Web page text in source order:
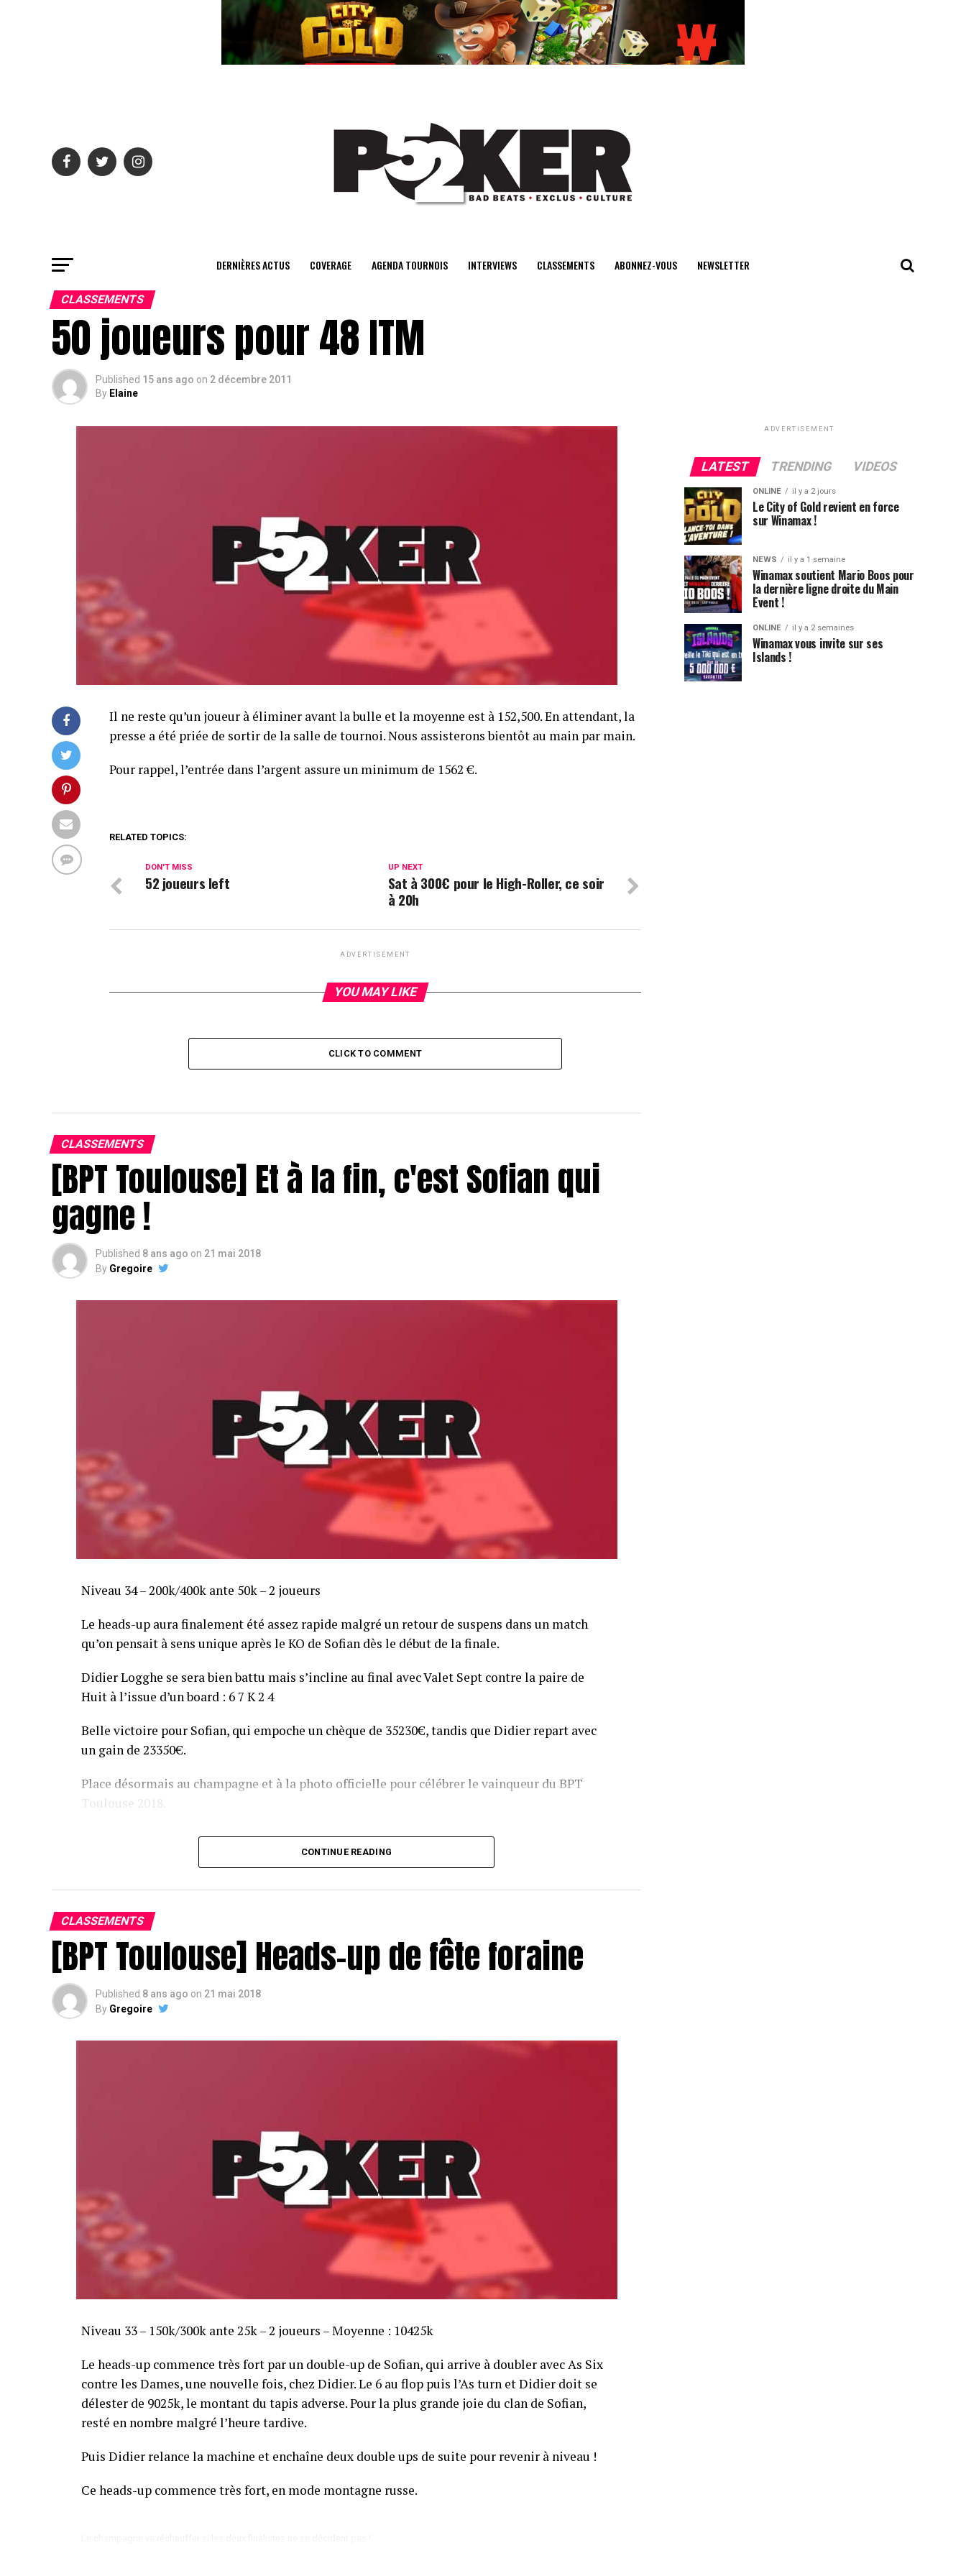
center>
DERNIÈRES ACTUS COVERAGE AGENDA TOURNOIS INTERVIEWS CLASSEMENTS ABONNEZ-VOUS NEWSLETTER
CLASSEMENTS
50 joueurs pour 48 ITM
Published 15 ans ago on 2 décembre 2011
By Elaine
Il ne reste qu’un joueur à éliminer avant la bulle et la moyenne est à 152,500. En attendant, la
presse a été priée de sortir de la salle de tournoi. Nous assisterons bientôt au main par main.
Pour rappel, l’entrée dans l’argent assure un minimum de 1562 €.
RELATED TOPICS:
UP NEXT
Sat à 300€ pour le High-Roller, ce soir
à 20h
DON'T MISS
52 joueurs left
ADVERTISEMENT
YOU MAY LIKE
CLICK TO COMMENT
CLASSEMENTS
[BPT Toulouse] Et à la fin, c'est Sofian qui
gagne !
Published 8 ans ago on 21 mai 2018
By Gregoire
Niveau 34 – 200k/400k ante 50k – 2 joueurs
Le heads-up aura finalement été assez rapide malgré un retour de suspens dans un match
qu’on pensait à sens unique après le KO de Sofian dès le début de la finale.
Didier Logghe se sera bien battu mais s’incline au final avec Valet Sept contre la paire de
Huit à l’issue d’un board : 6 7 K 2 4
Belle victoire pour Sofian, qui empoche un chèque de 35230€, tandis que Didier repart avec
un gain de 23350€.
Place désormais au champagne et à la photo officielle pour célébrer le vainqueur du BPT
Toulouse 2018.
Assis devant une tonne, Sofian remporte le trophée du BPT Toulouse 2018, en costaud !
Sofian Benaissa, vainqueur bien entouré !
CONTINUE READING
CLASSEMENTS
[BPT Toulouse] Heads-up de fête foraine
Published 8 ans ago on 21 mai 2018
By Gregoire
Niveau 33 – 150k/300k ante 25k – 2 joueurs – Moyenne : 10425k
Le heads-up commence très fort par un double-up de Sofian, qui arrive à doubler avec As Six
contre les Dames, une nouvelle fois, chez Didier. Le 6 au flop puis l’As turn et Didier doit se
délester de 9025k, le montant du tapis adverse. Pour la plus grande joie du clan de Sofian,
resté en nombre malgré l’heure tardive.
Puis Didier relance la machine et enchaîne deux double ups de suite pour revenir à niveau !
Ce heads-up commence très fort, en mode montagne russe.
Le champagne va réchauffer si les deux finalistes ne se décident pas !
ADVERTISEMENT
LATEST TRENDING VIDEOS
ONLINE il y a 2 jours
Le City of Gold revient en force
sur Winamax !
NEWS il y a 1 semaine
Winamax soutient Mario Boos pour
la dernière ligne droite du Main
Event !
ONLINE il y a 2 semaines
Winamax vous invite sur ses
Islands !